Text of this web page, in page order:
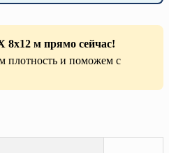
8х12 м прямо сейчас!
плотность и поможем с